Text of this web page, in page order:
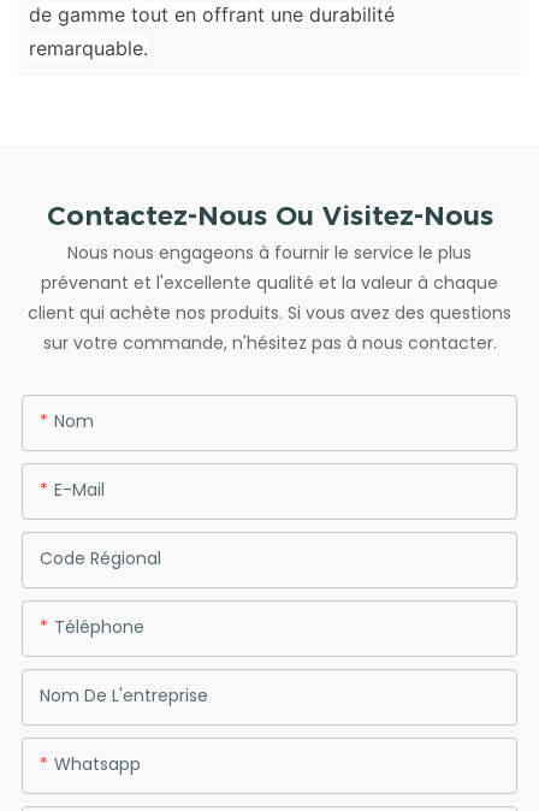
de gamme tout en offrant une durabilité
remarquable.
Contactez-Nous Ou Visitez-Nous
Nous nous engageons à fournir le service le plus
prévenant et l'excellente qualité et la valeur à chaque
client qui achète nos produits. Si vous avez des questions
sur votre commande, n'hésitez pas à nous contacter.
Nom
E-Mail
Code Régional
Téléphone
Nom De L'entreprise
Whatsapp